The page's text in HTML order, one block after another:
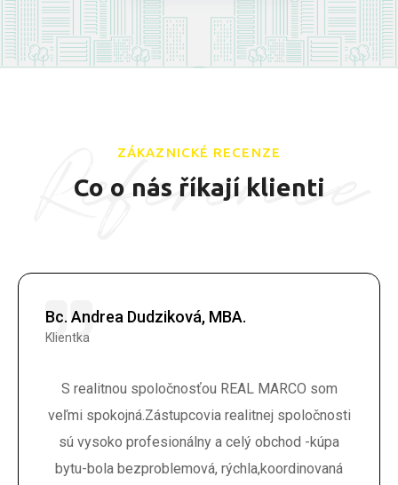
Reference
ZÁKAZNICKÉ RECENZE
Co o nás říkají klienti
S realitnou spoločnosťou REAL MARCO som
veľmi spokojná.Zástupcovia realitnej spoločnosti
sú vysoko profesionálny a celý obchod -kúpa
bytu-bola bezproblemová, rýchla,koordinovaná
Bc. Andrea Dudziková, MBA.
Klientka